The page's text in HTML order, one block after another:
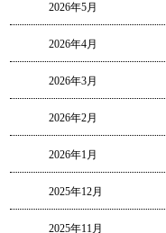
2026年5月
2026年4月
2026年3月
2026年2月
2026年1月
2025年12月
2025年11月